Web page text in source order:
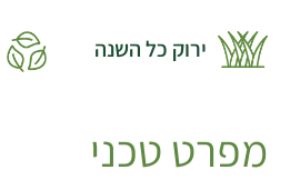
ירוק כל השנה
מפרט טכני